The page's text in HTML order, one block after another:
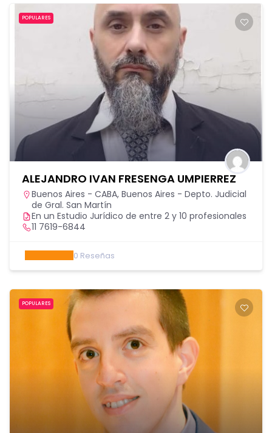
POPULARES
ALEJANDRO IVAN FRESENGA UMPIERREZ
Buenos Aires - CABA, Buenos Aires - Depto. Judicial
de Gral. San Martín
En un Estudio Jurídico de entre 2 y 10 profesionales
11 7619-6844
0 Reseñas
POPULARES